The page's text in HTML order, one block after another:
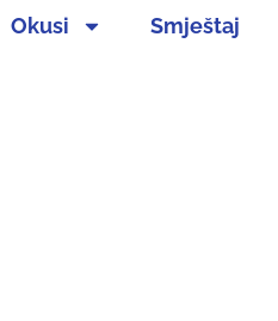
Okusi Smještaj